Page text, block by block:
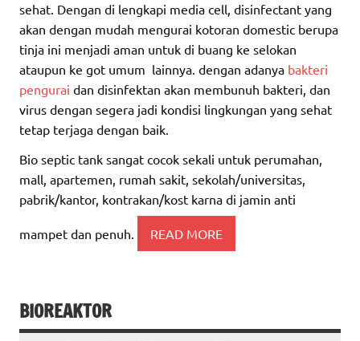
sehat. Dengan di lengkapi media cell, disinfectant yang
akan dengan mudah mengurai kotoran domestic berupa
tinja ini menjadi aman untuk di buang ke selokan
ataupun ke got umum lainnya. dengan adanya bakteri
pengurai dan disinfektan akan membunuh bakteri, dan
virus dengan segera jadi kondisi lingkungan yang sehat
tetap terjaga dengan baik.
Bio septic tank sangat cocok sekali untuk perumahan,
mall, apartemen, rumah sakit, sekolah/universitas,
pabrik/kantor, kontrakan/kost karna di jamin anti
mampet dan penuh. READ MORE
BIOREAKTOR